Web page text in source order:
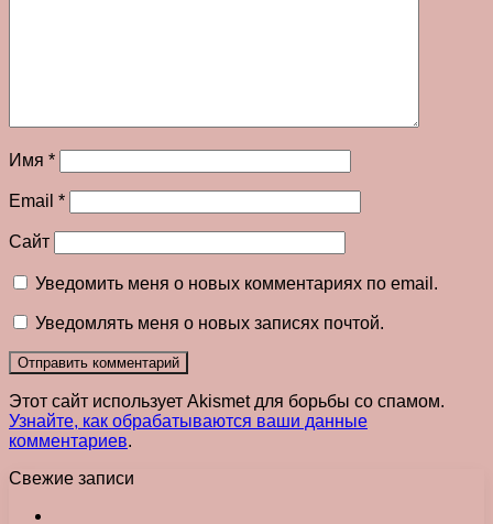
Имя *
Email *
Сайт
Уведомить меня о новых комментариях по email.
Уведомлять меня о новых записях почтой.
Этот сайт использует Akismet для борьбы со спамом.
Узнайте, как обрабатываются ваши данные
комментариев.
Свежие записи